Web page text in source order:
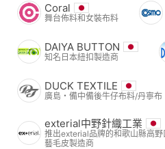
Coral
舞台佈料和女裝布料
DAIYA BUTTON
知名日本紐扣製造商
DUCK TEXTILE
廣島・備中備後牛仔布料/丹寧布
exterial中野針織工業
推出exterial品牌的和歌山縣高野
藝毛皮製造商